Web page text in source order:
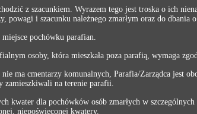
z szacunkiem. Wyrazem tego jest troska o ich
powagi i szacunku należnego zmarłym oraz do
pochówku parafian.
osoby, która mieszkała poza parafią, wymaga
ma cmentarzy komunalnych, Parafia/Zarządca jest
zamieszkiwali na terenie parafii.
kwater dla pochówków osób zmarłych w
niepoświęconej kwatery.